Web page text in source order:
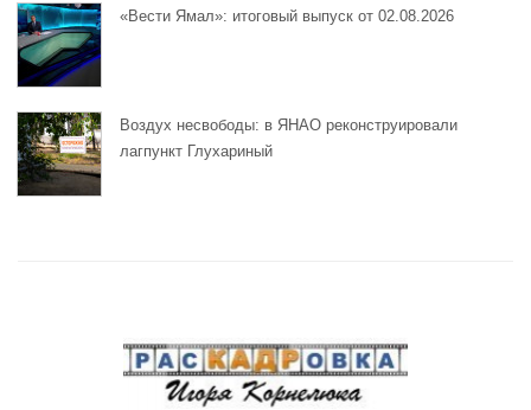
«Вести Ямал»: итоговый выпуск от 02.08.2026
Воздух несвободы: в ЯНАО реконструировали
лагпункт Глухариный